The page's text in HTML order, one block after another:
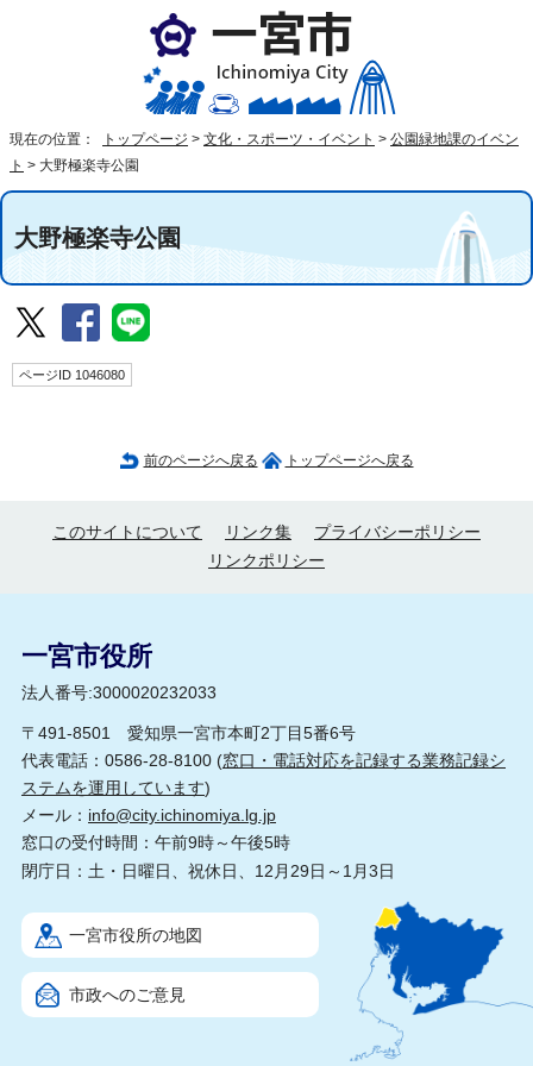
現在の位置： トップページ > 文化・スポーツ・イベント > 公園緑地課のイベン
ト > 大野極楽寺公園
大野極楽寺公園
ページID 1046080
前のページへ戻る トップページへ戻る
このサイトについて リンク集
プライバシーポリシー
リンクポリシー
一宮市役所
法人番号:3000020232033
〒491-8501 愛知県一宮市本町2丁目5番6号
代表電話：0586-28-8100 (窓口・電話対応を記録する業務記録シ
ステムを運用しています)
メール： info@city.ichinomiya.lg.jp
窓口の受付時間：午前9時～午後5時
閉庁日：土・日曜日、祝休日、12月29日～1月3日
一宮市役所の地図
市政へのご意見